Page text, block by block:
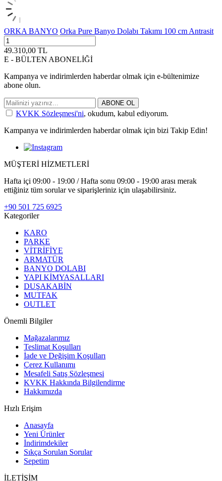
ORKA BANYO Orka Pure Banyo Dolabı Takımı 100 cm Antrasit
49.310,00 TL
E - BÜLTEN ABONELİĞİ
Kampanya ve indirimlerden haberdar olmak için e-bültenimize
abone olun.
ABONE OL
KVKK Sözleşmesi'ni, okudum, kabul ediyorum.
Kampanya ve indirimlerden haberdar olmak için bizi Takip Edin!
MÜŞTERİ HİZMETLERİ
Hafta içi 09:00 - 19:00 / Hafta sonu 09:00 - 19:00 arası merak
ettiğiniz tüm sorular ve siparişleriniz için ulaşabilirsiniz.
+90 501 725 6925
Kategoriler
KARO
PARKE
VİTRİFİYE
ARMATÜR
BANYO DOLABI
YAPI KİMYASALLARI
DUŞAKABİN
MUTFAK
OUTLET
Önemli Bilgiler
Mağazalarımız
Teslimat Koşulları
İade ve Değişim Koşulları
Çerez Kullanımı
Mesafeli Satış Sözleşmesi
KVKK Hakkında Bilgilendirme
Hakkımızda
Hızlı Erişim
Anasayfa
Yeni Ürünler
İndirimdekiler
Sıkça Sorulan Sorular
Sepetim
İLETİŞİM